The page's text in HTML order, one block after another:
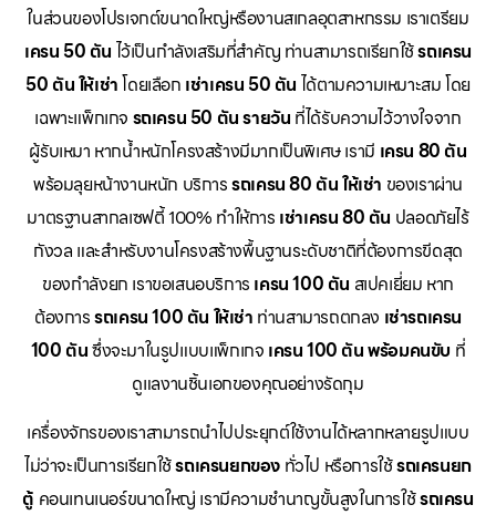
ในส่วนของโปรเจกต์ขนาดใหญ่หรืองานสเกลอุตสาหกรรม เราเตรียม
เครน 50 ตัน ไว้เป็นกำลังเสริมที่สำคัญ ท่านสามารถเรียกใช้รถเครน
50 ตัน ให้เช่าโดยเลือก เช่าเครน 50 ตัน ได้ตามความเหมาะสม โดย
เฉพาะแพ็กเกจ รถเครน 50 ตัน รายวัน ที่ได้รับความไว้วางใจจาก
ผู้รับเหมา หากน้ำหนักโครงสร้างมีมากเป็นพิเศษ เรามี เครน 80 ตัน
พร้อมลุยหน้างานหนัก บริการรถเครน 80 ตัน ให้เช่า ของเราผ่าน
มาตรฐานสากลเซฟตี้ 100% ทำให้การ เช่าเครน 80 ตัน ปลอดภัยไร้
กังวล และสำหรับงานโครงสร้างพื้นฐานระดับชาติที่ต้องการขีดสุด
ของกำลังยก เราขอเสนอบริการ เครน 100 ตัน สเปคเยี่ยม หาก
ต้องการรถเครน 100 ตัน ให้เช่า ท่านสามารถตกลง เช่ารถเครน
100 ตันซึ่งจะมาในรูปแบบแพ็กเกจ เครน 100 ตัน พร้อมคนขับ ที่
ดูแลงานชิ้นเอกของคุณอย่างรัดกุม
เครื่องจักรของเราสามารถนำไปประยุกต์ใช้งานได้หลากหลายรูปแบบ
ไม่ว่าจะเป็นการเรียกใช้รถเครนยกของ ทั่วไป หรือการใช้รถเครนยก
ตู้ คอนเทนเนอร์ขนาดใหญ่ เรามีความชำนาญขั้นสูงในการใช้รถเครน